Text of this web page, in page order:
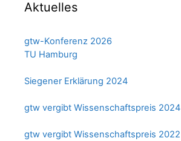
Aktuelles
gtw-Konferenz 2026
TU Hamburg
Siegener Erklärung 2024
gtw vergibt Wissenschaftspreis 2024
gtw vergibt Wissenschaftspreis 2022